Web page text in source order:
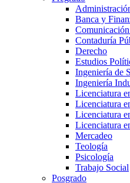
Banca y
Contaduría
Derecho
Estudios
Ingeniería de
Ingeniería
Licenciatura
Licenciatura
Licenciatura
Licenciatura
Mercadeo
Teología
Psicología
Trabajo Social
Posgrado